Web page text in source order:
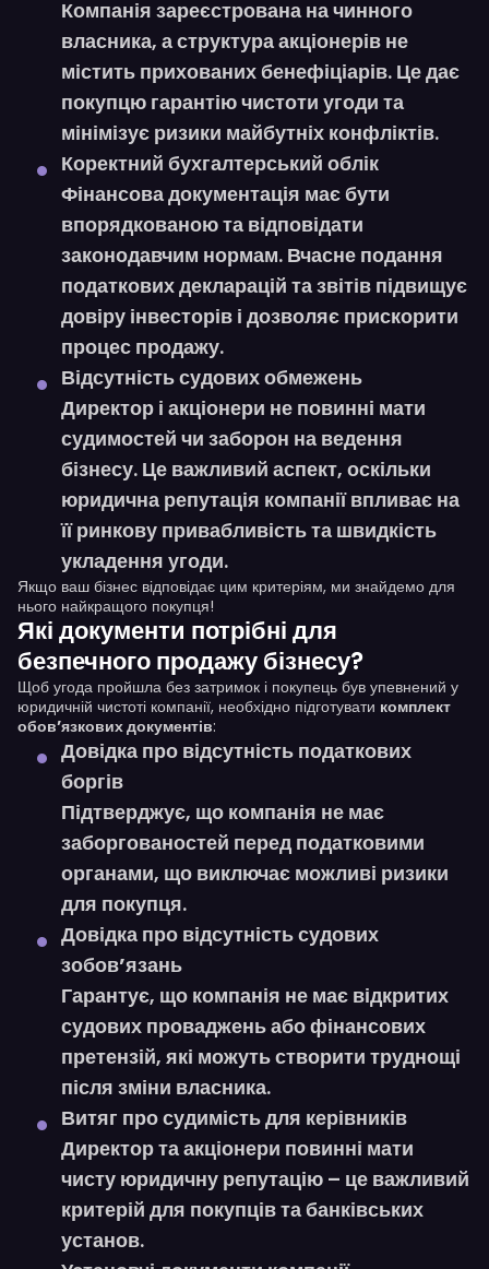
Компанія зареєстрована на чинного
власника, а структура акціонерів не
містить прихованих бенефіціарів. Це дає
покупцю гарантію чистоти угоди та
мінімізує ризики майбутніх конфліктів.
Коректний бухгалтерський облік
Фінансова документація має бути
впорядкованою та відповідати
законодавчим нормам. Вчасне подання
податкових декларацій та звітів підвищує
довіру інвесторів і дозволяє прискорити
процес продажу.
Відсутність судових обмежень
Директор і акціонери не повинні мати
судимостей чи заборон на ведення
бізнесу. Це важливий аспект, оскільки
юридична репутація компанії впливає на
її ринкову привабливість та швидкість
укладення угоди.
Якщо ваш бізнес відповідає цим критеріям, ми знайдемо для
нього найкращого покупця!
Які документи потрібні для
безпечного продажу бізнесу?
Щоб угода пройшла без затримок і покупець був упевнений у
юридичній чистоті компанії, необхідно підготувати комплект
обов’язкових документів:
Довідка про відсутність податкових
боргів
Підтверджує, що компанія не має
заборгованостей перед податковими
органами, що виключає можливі ризики
для покупця.
Довідка про відсутність судових
зобов’язань
Гарантує, що компанія не має відкритих
судових проваджень або фінансових
претензій, які можуть створити труднощі
після зміни власника.
Витяг про судимість для керівників
Директор та акціонери повинні мати
чисту юридичну репутацію – це важливий
критерій для покупців та банківських
установ.